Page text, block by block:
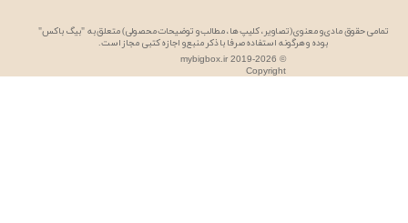
★★
تمامی حقوق مادی و معنوی (تصاویر، کلیپ ها، مطالب و توضیحات محصولی) متعلق به "بیگ باکس"
بوده و هرگونه استفاده صرفا با ذکر منبع و اجازه کتبی مجاز است.
mybigbox.ir 2019-2026 ©
Copyright